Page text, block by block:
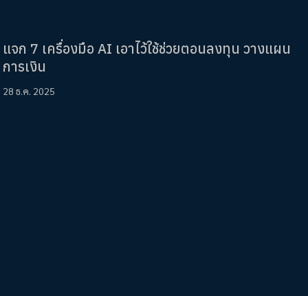
แจก 7 เครื่องมือ AI เอาไว้ใช้ช่วยตอนลงทุน วางแผน
การเงิน
28 ธ.ค. 2025